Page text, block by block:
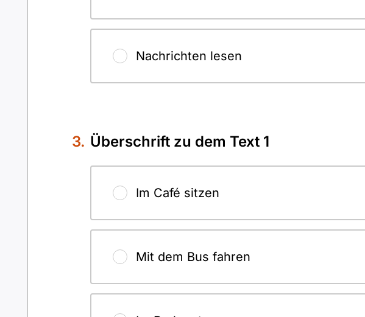
Nachrichten lesen
Überschrift zu dem Text 1
Im Café sitzen
Mit dem Bus fahren